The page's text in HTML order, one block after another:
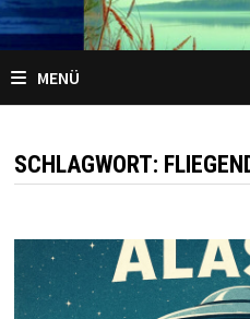
MENÜ
SCHLAGWORT: